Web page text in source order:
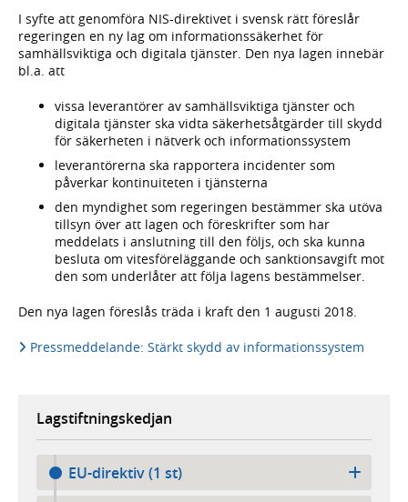
I syfte att genomföra NIS-direktivet i svensk rätt föreslår
regeringen en ny lag om informationssäkerhet för
samhällsviktiga och digitala tjänster. Den nya lagen innebär
bl.a. att
vissa leverantörer av samhällsviktiga tjänster och
digitala tjänster ska vidta säkerhetsåtgärder till skydd
för säkerheten i nätverk och informationssystem
leverantörerna ska rapportera incidenter som
påverkar kontinuiteten i tjänsterna
den myndighet som regeringen bestämmer ska utöva
tillsyn över att lagen och föreskrifter som har
meddelats i anslutning till den följs, och ska kunna
besluta om vitesföreläggande och sanktionsavgift mot
den som underlåter att följa lagens bestämmelser.
Den nya lagen föreslås träda i kraft den 1 augusti 2018.
Pressmeddelande: Stärkt skydd av informationssystem
Lagstiftningskedjan
EU-direktiv (1 st)